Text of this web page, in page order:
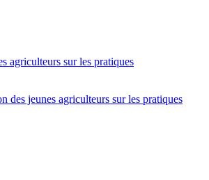
des jeunes agriculteurs sur les pratiques